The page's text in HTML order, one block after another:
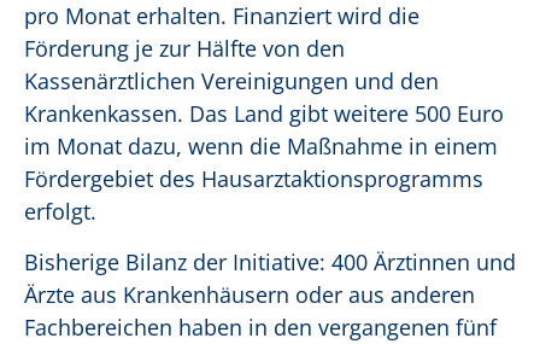
pro Monat erhalten. Finanziert wird die
Förderung je zur Hälfte von den
Kassenärztlichen Vereinigungen und den
Krankenkassen. Das Land gibt weitere 500 Euro
im Monat dazu, wenn die Maßnahme in einem
Fördergebiet des Hausarztaktionsprogramms
erfolgt.
Bisherige Bilanz der Initiative: 400 Ärztinnen und
Ärzte aus Krankenhäusern oder aus anderen
Fachbereichen haben in den vergangenen fünf